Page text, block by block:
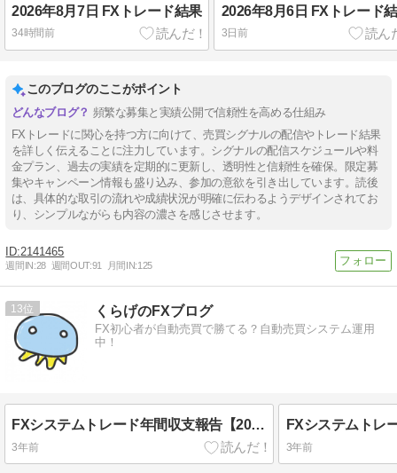
2026年8月7日 FXトレード結果
34時間前
2026年8月6日 FXトレード
3日前
このブログのここがポイント
頻繁な募集と実績公開で信頼性を高める仕組み
FXトレードに関心を持つ方に向けて、売買シグナルの配信やトレード結果
を詳しく伝えることに注力しています。シグナルの配信スケジュールや料
金プラン、過去の実績を定期的に更新し、透明性と信頼性を確保。限定募
集やキャンペーン情報も盛り込み、参加の意欲を引き出しています。読後
は、具体的な取引の流れや成績状況が明確に伝わるようデザインされてお
り、シンプルながらも内容の濃さを感じさせます。
2141465
週間IN:28 週間OUT:91 月間IN:125
13 くらげのFXブログ
FX初心者が自動売買で勝てる？自動売買システム運用
中！
FXシステムトレード年間収支報告【2022年】
3年前 3年前